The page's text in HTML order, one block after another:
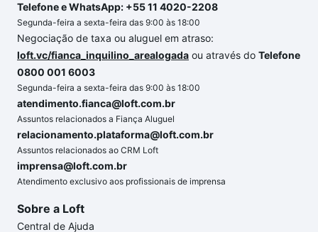
Telefone e WhatsApp: +55 11 4020-2208
Segunda-feira a sexta-feira das 9:00 às 18:00
Negociação de taxa ou aluguel em atraso:
loft.vc/fianca_inquilino_arealogada ou através do Telefone
0800 001 6003
Segunda-feira a sexta-feira das 9:00 às 18:00
atendimento.fianca@loft.com.br
Assuntos relacionados a Fiança Aluguel
relacionamento.plataforma@loft.com.br
Assuntos relacionados ao CRM Loft
imprensa@loft.com.br
Atendimento exclusivo aos profissionais de imprensa
Sobre a Loft
Central de Ajuda